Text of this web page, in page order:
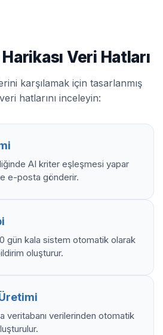
Veri Hatları
karşılamak için tasarlanmış
hatlarını inceleyin:
AI kriter eşleşmesi yapar
e-posta gönderir.
gün kala sistem otomatik olarak
oluşturur.
veritabanı verilerinden otomatik